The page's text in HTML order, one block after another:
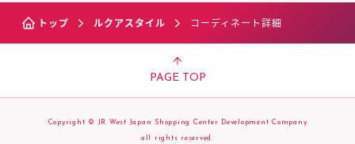
トップ ルクアスタイル コーディネート詳細
PAGE TOP
Copyright © JR West Japan Shopping Center Development Company
all rights reserved.